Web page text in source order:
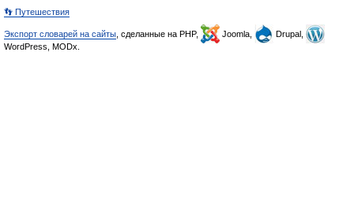
👣 Путешествия
Экспорт словарей на сайты , сделанные на PHP, Joomla,
Drupal,
WordPress, MODx.